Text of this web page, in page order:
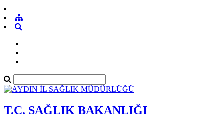
T.C. SAĞLIK BAKANLIĞI